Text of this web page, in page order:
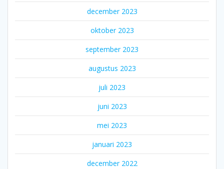
december 2023
oktober 2023
september 2023
augustus 2023
juli 2023
juni 2023
mei 2023
januari 2023
december 2022